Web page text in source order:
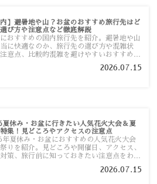
内】避暑地や山？お盆のおすすめ旅行先はど
び方や注意点など徹底解説
おすすめの国内旅行先を紹介。避暑地や山
に快適なのか、旅行先の選び方や混雑状
意点、比較的混雑を避けやすいおすすめス
2026.07.15
夏休み・お盆に行きたい人気花火大会＆夏
集！見どころやアクセスの注意点
年夏休み・お盆におすすめの人気花火大会
りを紹介。見どころや開催日、アクセス、
策、旅行前に知っておきたい注意点をわか
2026.07.15